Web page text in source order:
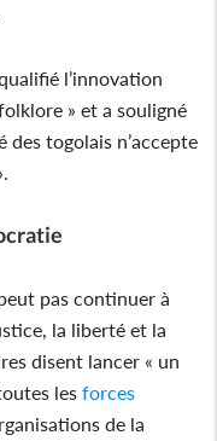
l’innovation
» et a souligné
des togolais n’accepte
pas continuer à
la liberté et la
disent lancer « un
les forces
de la